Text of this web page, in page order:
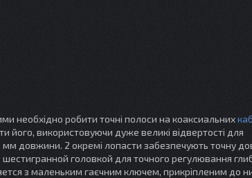
необхідно робити точні полоси на коаксиальних
його, використовуючи дуже великі відвертості для
мм довжини. 2 окремі лопасти забезпечують точну
головкой для точного регулювання
з маленьким гаєчним ключем, прикріпленим до